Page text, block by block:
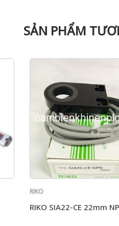
SẢN PHẨM
RIKO
RIKO SIA22-CE 22mm